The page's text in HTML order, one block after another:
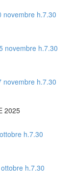
novembre h.7.30
novembre h.7.30
novembre h.7.30
2025
h.7.30
h.7.30